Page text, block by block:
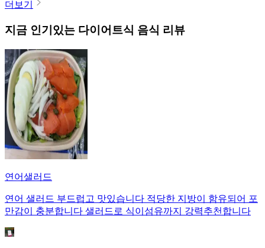
더보기
지금 인기있는 다이어트식 음식 리뷰
연어샐러드
연어 샐러드 부드럽고 맛있습니다 적당한 지방이 함유되어 포
만감이 충분합니다 샐러드로 식이섬유까지 강력추천합니다